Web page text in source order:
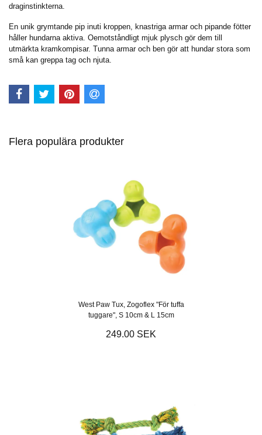
draginstinkterna.
En unik grymtande pip inuti kroppen, knastriga armar och pipande fötter
håller hundarna aktiva. Oemotståndligt mjuk plysch gör dem till
utmärkta kramkompisar. Tunna armar och ben gör att hundar stora som
små kan greppa tag och njuta.
Flera populära produkter
West Paw Tux, Zogoflex "För tuffa
tuggare", S 10cm & L 15cm
249.00 SEK